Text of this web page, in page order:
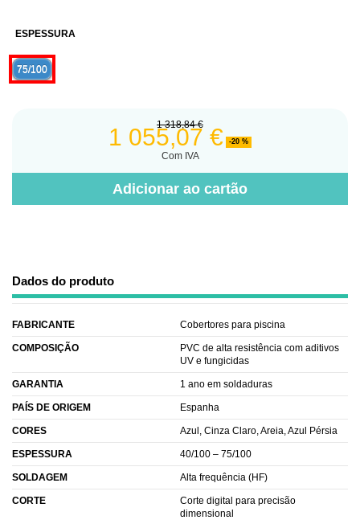
ESPESSURA
75/100
1 318,84 €
1 055,07 € -20 %
Com IVA
Adicionar ao cartão
Dados do produto
FABRICANTE Cobertores para piscina
COMPOSIÇÃO
PVC de alta resistência com aditivos
UV e fungicidas
GARANTIA 1 ano em soldaduras
PAÍS DE ORIGEM Espanha
CORES Azul, Cinza Claro, Areia, Azul Pérsia
ESPESSURA 40/100 – 75/100
SOLDAGEM Alta frequência (HF)
CORTE
Corte digital para precisão
dimensional